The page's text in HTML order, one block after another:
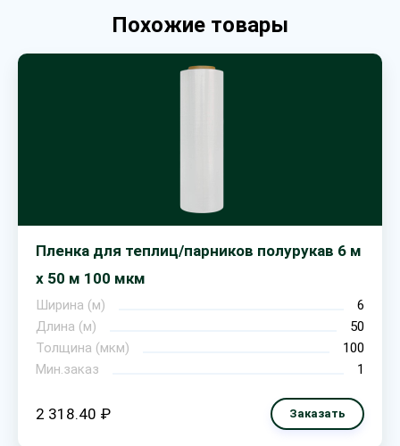
Похожие товары
Пленка для теплиц/парников полурукав 6 м
х 50 м 100 мкм
Ширина (м)
6
Длина (м)
50
Толщина (мкм)
100
Мин.заказ
1
2 318.40 ₽ Заказать